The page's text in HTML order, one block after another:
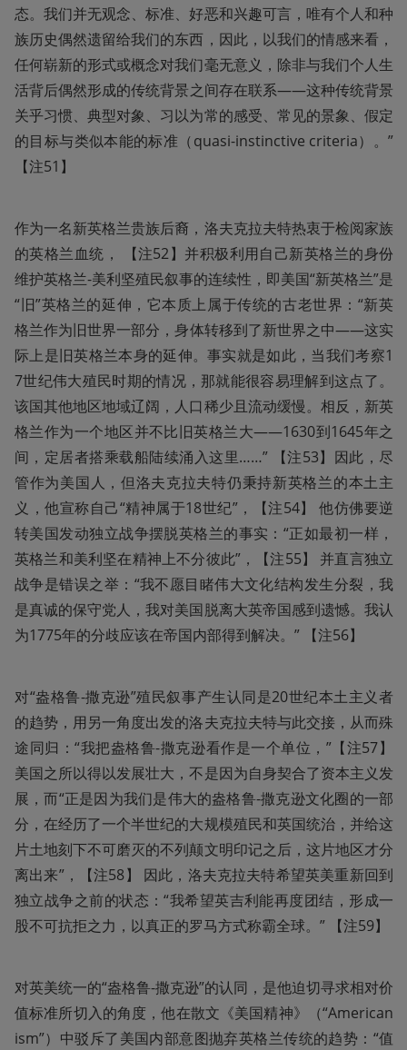
态。我们并无观念、标准、好恶和兴趣可言，唯有个人和种
族历史偶然遗留给我们的东西，因此，以我们的情感来看，
任何崭新的形式或概念对我们毫无意义，除非与我们个人生
活背后偶然形成的传统背景之间存在联系——这种传统背景
关乎习惯、典型对象、习以为常的感受、常见的景象、假定
的目标与类似本能的标准（quasi-instinctive criteria）。”
【注51】
作为一名新英格兰贵族后裔，洛夫克拉夫特热衷于检阅家族
的英格兰血统， 【注52】并积极利用自己新英格兰的身份
维护英格兰-美利坚殖民叙事的连续性，即美国“新英格兰”是
“旧”英格兰的延伸，它本质上属于传统的古老世界：“新英
格兰作为旧世界一部分，身体转移到了新世界之中——这实
际上是旧英格兰本身的延伸。事实就是如此，当我们考察1
7世纪伟大殖民时期的情况，那就能很容易理解到这点了。
该国其他地区地域辽阔，人口稀少且流动缓慢。相反，新英
格兰作为一个地区并不比旧英格兰大——1630到1645年之
间，定居者搭乘载船陆续涌入这里……” 【注53】因此，尽
管作为美国人，但洛夫克拉夫特仍秉持新英格兰的本土主
义，他宣称自己“精神属于18世纪”，【注54】 他仿佛要逆
转美国发动独立战争摆脱英格兰的事实：“正如最初一样，
英格兰和美利坚在精神上不分彼此”，【注55】 并直言独立
战争是错误之举：“我不愿目睹伟大文化结构发生分裂，我
是真诚的保守党人，我对美国脱离大英帝国感到遗憾。我认
为1775年的分歧应该在帝国内部得到解决。” 【注56】
对“盎格鲁-撒克逊”殖民叙事产生认同是20世纪本土主义者
的趋势，用另一角度出发的洛夫克拉夫特与此交接，从而殊
途同归：“我把盎格鲁-撒克逊看作是一个单位，”【注57】
美国之所以得以发展壮大，不是因为自身契合了资本主义发
展，而“正是因为我们是伟大的盎格鲁-撒克逊文化圈的一部
分，在经历了一个半世纪的大规模殖民和英国统治，并给这
片土地刻下不可磨灭的不列颠文明印记之后，这片地区才分
离出来”，【注58】 因此，洛夫克拉夫特希望英美重新回到
独立战争之前的状态：“我希望英吉利能再度团结，形成一
股不可抗拒之力，以真正的罗马方式称霸全球。” 【注59】
对英美统一的“盎格鲁-撒克逊”的认同，是他迫切寻求相对价
值标准所切入的角度，他在散文《美国精神》（“American
ism”）中驳斥了美国内部意图抛弃英格兰传统的趋势：“值